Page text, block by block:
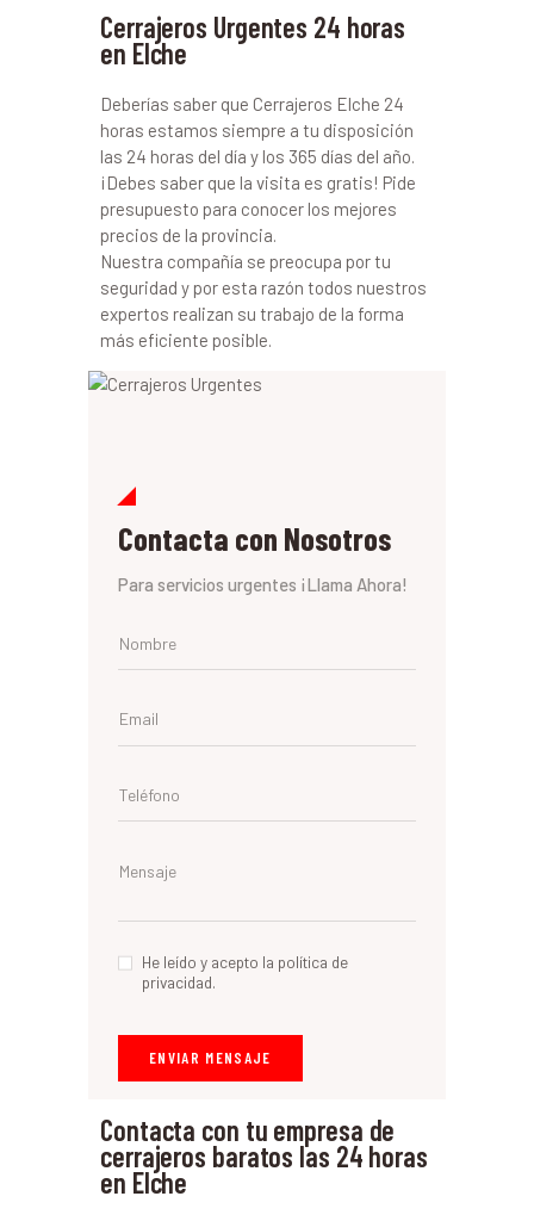
Cerrajeros Urgentes 24 horas
en Elche
Deberías saber que Cerrajeros Elche 24
horas estamos siempre a tu disposición
las 24 horas del día y los 365 días del año.
¡Debes saber que la visita es gratis! Pide
presupuesto para conocer los mejores
precios de la provincia.
Nuestra compañía se preocupa por tu
seguridad y por esta razón todos nuestros
expertos realizan su trabajo de la forma
más eficiente posible.
Contacta con Nosotros
Para servicios urgentes ¡Llama Ahora!
He leído y acepto la política de
privacidad.
Contacta con tu empresa de
cerrajeros baratos las 24 horas
en Elche